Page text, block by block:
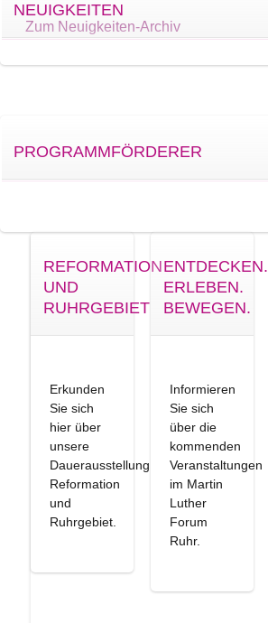
NEUIGKEITEN
Zum Neuigkeiten-Archiv
PROGRAMMFÖRDERER
REFORMATION
UND
RUHRGEBIET
Erkunden
Sie sich
hier über
unsere
Dauerausstellung
Reformation
und
Ruhrgebiet.
ENTDECKEN.
ERLEBEN.
BEWEGEN.
Informieren
Sie sich
über die
kommenden
Veranstaltungen
im Martin
Luther
Forum
Ruhr.